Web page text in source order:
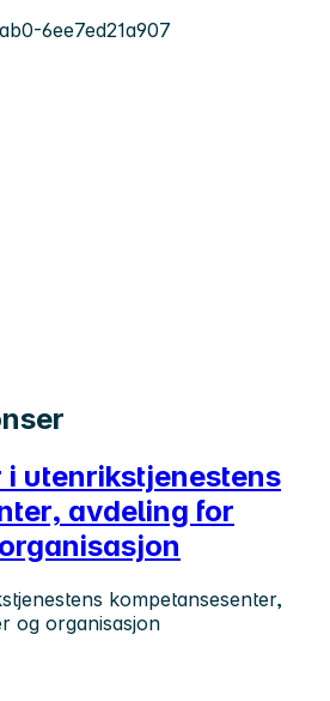
6ee7ed21a907
utenrikstjenestens
avdeling for
kompetansesenter,
og organisasjon